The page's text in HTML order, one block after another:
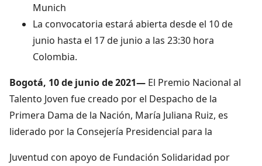
Munich
La convocatoria estará abierta desde el 10 de
junio hasta el 17 de junio a las 23:30 hora
Colombia.
Bogotá, 10 de junio de 2021— El Premio Nacional al
Talento Joven fue creado por el Despacho de la
Primera Dama de la Nación, María Juliana Ruiz, es
liderado por la Consejería Presidencial para la
Juventud con apoyo de Fundación Solidaridad por